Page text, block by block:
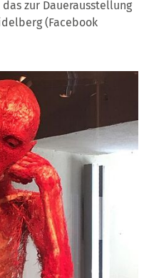
zur Dauerausstellung
(Facebook